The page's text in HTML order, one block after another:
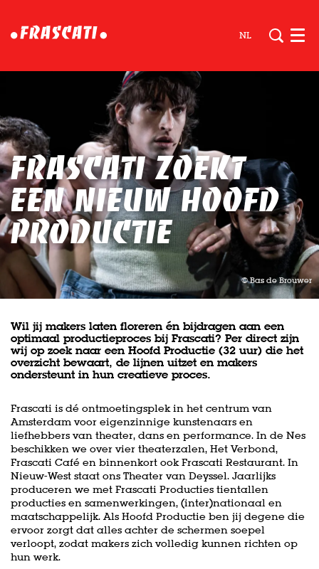
NL
© Bas de Brouwer
Frascati zoekt
een nieuw Hoofd
Productie
Wil jij makers laten floreren én bijdragen aan een
optimaal productieproces bij Frascati? Per direct zijn
wij op zoek naar een Hoofd Productie (32 uur) die het
overzicht bewaart, de lijnen uitzet en makers
ondersteunt in hun creatieve proces.
Frascati is dé ontmoetingsplek in het centrum van
Amsterdam voor eigenzinnige kunstenaars en
liefhebbers van theater, dans en performance. In de Nes
beschikken we over vier theaterzalen, Het Verbond,
Frascati Café en binnenkort ook Frascati Restaurant. In
Nieuw-West staat ons Theater van Deyssel. Jaarlijks
produceren we met Frascati Producties tientallen
producties en samenwerkingen, (inter)nationaal en
maatschappelijk. Als Hoofd Productie ben jij degene die
ervoor zorgt dat alles achter de schermen soepel
verloopt, zodat makers zich volledig kunnen richten op
hun werk.